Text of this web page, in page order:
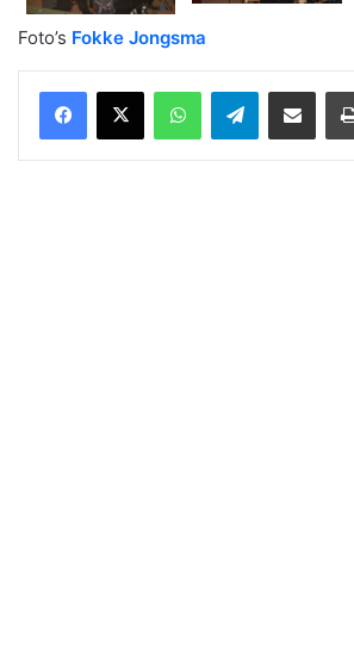
Foto’s Fokke Jongsma
WhatsAppTelegramDelen via Email